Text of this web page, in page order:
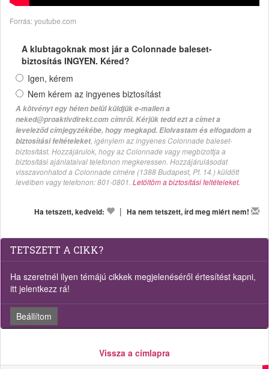
Forrás: youtube.com
A klubtagoknak most jár a Colonnade baleset-
biztosítás INGYEN. Kéred?
Igen, kérem
Nem kérem az ingyenes biztosítást
A kötvényt egy héten belül küldjük e-mailen a
neked@proaktivdirekt.com címről. Kérjük tedd ezt a címet a
leveleződ címjegyzékébe, hogy megkapd. Elolvastam és elfogadom a
biztosítási feltételeket, igénylem az ingyenes Colonnade baleset-
biztosítást. Hozzájárulok, hogy az Colonnade vagy megbízottja a
biztosítási ajánlataival telefonon megkeressen. Hozzájárulásodat
visszavonhatod a Colonnade címére (1388 Budapest, Pf. 14.) küldött
levélben vagy telefonon: 801-0801. Letöltöm a biztosítási feltételeket.
Ha tetszett, kedveld: | Ha nem tetszett, írd meg miért nem!
TETSZETT A CIKK?
Ha szeretnél ilyen témájú cikkek megjelenéséről értesítést kapni,
itt jelentkezz rá!
Beállítom
Vissza a címlapra